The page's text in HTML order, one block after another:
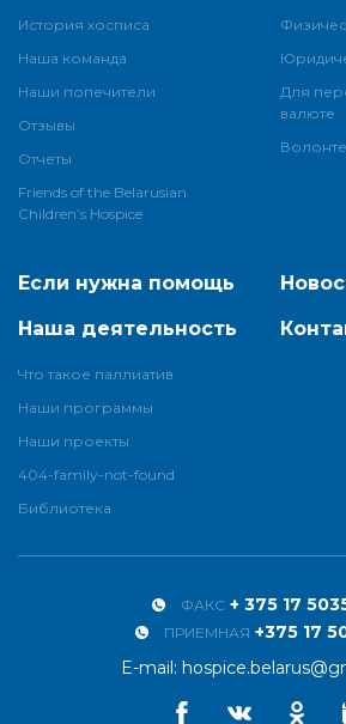
История хосписа
Наша команда
Наши попечители
Отзывы
Отчеты
Friends of the Belarusian
Children’s Hospice
Для
валюте
Если нужна помощь
Наша деятельность
Что такое паллиатив
Наши программы
Наши проекты
404-family-not-found
Библиотека
ФАКС + 375 17
ПРИЕМНАЯ +375 17
E-mail:
FacebookVkontakte